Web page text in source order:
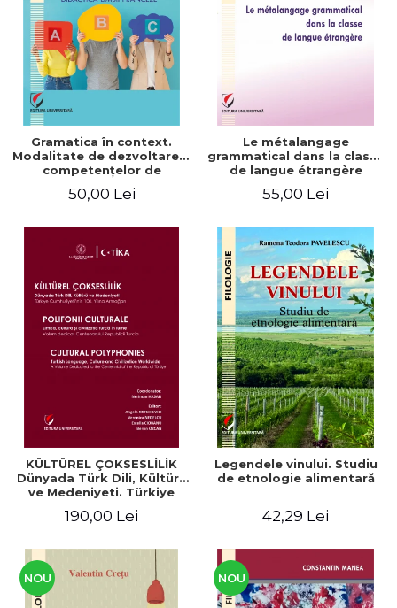
Gramatica în context.
Modalitate de dezvoltare a
competenţelor de
limbii franceze
50,00 Lei
Le métalangage
grammatical dans la classe
de langue étrangère
55,00 Lei
KÜLTÜREL ÇOKSESLİLİK
Dünyada Türk Dili, Kültürü
ve Medeniyeti. Türkiye
Armağan/ POLIFONII
și civilizația turcă în lume.
Centenarului
190,00 Lei
Legendele vinului. Studiu
de etnologie alimentară
42,29 Lei
NOU NOU